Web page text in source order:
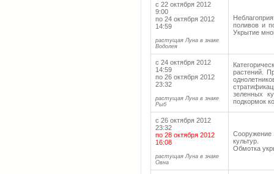
с 22 октября 2012
9:00
по 24 октября 2012
14:59
растущая Луна в знаке
Водолея
поливов и
Укрытие
с 24 октября 2012
14:59
по 26 октября 2012
23:32
растущая Луна в знаке
Рыб
растений.
зеленных
подкормок
с 26 октября 2012
23:32
по 28 октября 2012
16:08
растущая Луна в знаке
Овна
Сооружение
культур.
Обмотка